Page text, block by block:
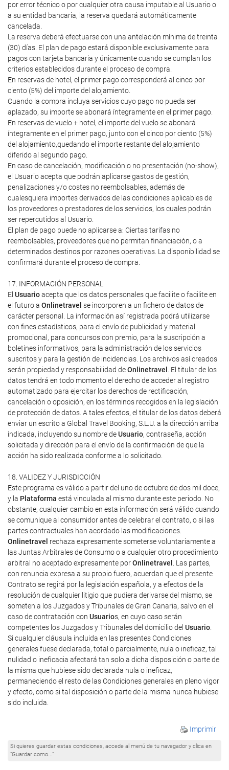
por error técnico o por cualquier otra causa imputable al Usuario o
a su entidad bancaria, la reserva quedará automáticamente
cancelada.
La reserva deberá efectuarse con una antelación mínima de treinta
(30) días. El plan de pago estará disponible exclusivamente para
pagos con tarjeta bancaria y únicamente cuando se cumplan los
criterios establecidos durante el proceso de compra.
En reservas de hotel, el primer pago corresponderá al cinco por
ciento (5%) del importe del alojamiento.
Cuando la compra incluya servicios cuyo pago no pueda ser
aplazado, su importe se abonará íntegramente en el primer pago.
En reservas de vuelo + hotel, el importe del vuelo se abonará
íntegramente en el primer pago, junto con el cinco por ciento (5%)
del alojamiento,quedando el importe restante del alojamiento
diferido al segundo pago.
En caso de cancelación, modificación o no presentación (no-show),
el Usuario acepta que podrán aplicarse gastos de gestión,
penalizaciones y/o costes no reembolsables, además de
cualesquiera importes derivados de las condiciones aplicables de
los proveedores o prestadores de los servicios, los cuales podrán
ser repercutidos al Usuario.
El plan de pago puede no aplicarse a: Ciertas tarifas no
reembolsables, proveedores que no permitan financiación, o a
determinados destinos por razones operativas. La disponibilidad se
confirmará durante el proceso de compra.
17. INFORMACIÓN PERSONAL
El Usuarioacepta que los datos personales que facilite o facilite en
el futuro a Onlinetravel se incorporen a un fichero de datos de
carácter personal. La información así registrada podrá utilizarse
con fines estadísticos, para el envío de publicidad y material
promocional, para concursos con premio, para la suscripción a
boletines informativos, para la administración de los servicios
suscritos y para la gestión de incidencias. Los archivos así creados
serán propiedad y responsabilidad deOnlinetravel
. El titular de los
datos tendrá en todo momento el derecho de acceder al registro
automatizado para ejercitar los derechos de rectificación,
cancelación o oposición, en los términos recogidos en la legislación
de protección de datos. A tales efectos, el titular de los datos deberá
enviar un escrito a Global Travel Booking, S.L.U. a la dirección arriba
indicada, incluyendo su nombre deUsuario, contraseña, acción
solicitada y dirección para el envío de la confirmación de que la
acción ha sido realizada conforme a lo solicitado.
18. VALIDEZ Y JURISDICCIÓN
Este programa es válido a partir del uno de octubre de dos mil doce,
y la Plataforma está vinculada al mismo durante este periodo. No
obstante, cualquier cambio en esta información será válido cuando
se comunique al consumidor antes de celebrar el contrato, o si las
partes contractuales han acordado las modificaciones.
Onlinetravel rechaza expresamente someterse voluntariamente a
las Juntas Arbitrales de Consumo o a cualquier otro procedimiento
arbitral no aceptado expresamente porOnlinetravel
. Las partes,
con renuncia expresa a su propio fuero, acuerdan que el presente
Contrato se regirá por la legislación española, y a efectos de la
resolución de cualquier litigio que pudiera derivarse del mismo, se
someten a los Juzgados y Tribunales de Gran Canaria, salvo en el
caso de contratación con Usuarios, en cuyo caso serán
competentes los Juzgados y Tribunales del domicilio del Usuario
Si cualquier cláusula incluida en las presentes Condiciones
generales fuese declarada, total o parcialmente, nula o ineficaz, tal
nulidad o ineficacia afectará tan solo a dicha disposición o parte de
la misma que hubiese sido declarada nula o ineficaz,
permaneciendo el resto de las Condiciones generales en pleno vigor
y efecto, como si tal disposición o parte de la misma nunca hubiese
sido incluida.
Imprimir
Si quieres guardar estas condiciones, accede al menú de tu navegador y clica en
"Guardar como..."